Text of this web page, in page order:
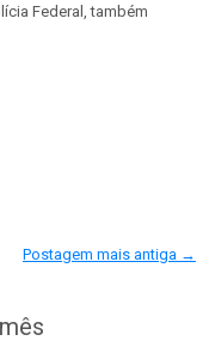
Federal, também
Postagem mais antiga →